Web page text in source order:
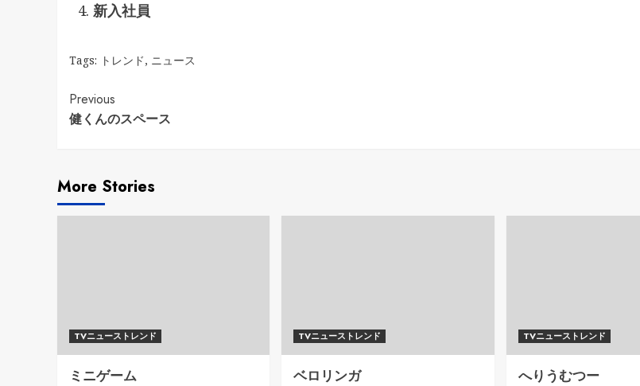
新入社員
Tags: トレンド, ニュース
Continue
Reading
Previous
健くんのスペース
More Stories
TVニューストレンド
ミニゲーム
TVニューストレンド
ベロリンガ
TVニューストレンド
へりうむつー